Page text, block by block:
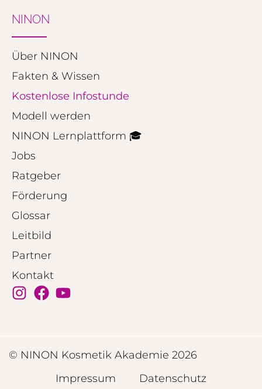
NINON
Über NINON
Fakten & Wissen
Kostenlose Infostunde
Modell werden
NINON Lernplattform 🎓
Jobs
Ratgeber
Förderung
Glossar
Leitbild
Partner
Kontakt
© NINON Kosmetik Akademie 2026
Impressum
Datenschutz